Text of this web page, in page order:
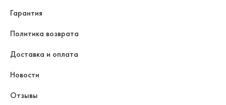
Гарантия
Политика возврата
Доставка и оплата
Новости
Отзывы